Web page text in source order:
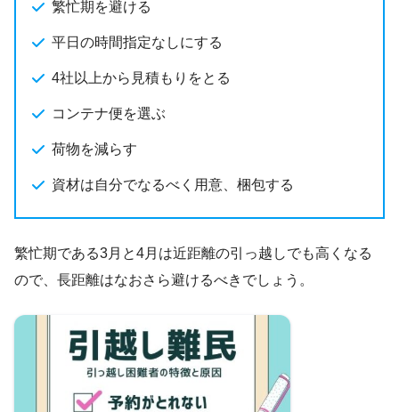
繁忙期を避ける
平日の時間指定なしにする
4社以上から見積もりをとる
コンテナ便を選ぶ
荷物を減らす
資材は自分でなるべく用意、梱包する
繁忙期である3月と4月は近距離の引っ越しでも高くなる
ので、長距離はなおさら避けるべきでしょう。